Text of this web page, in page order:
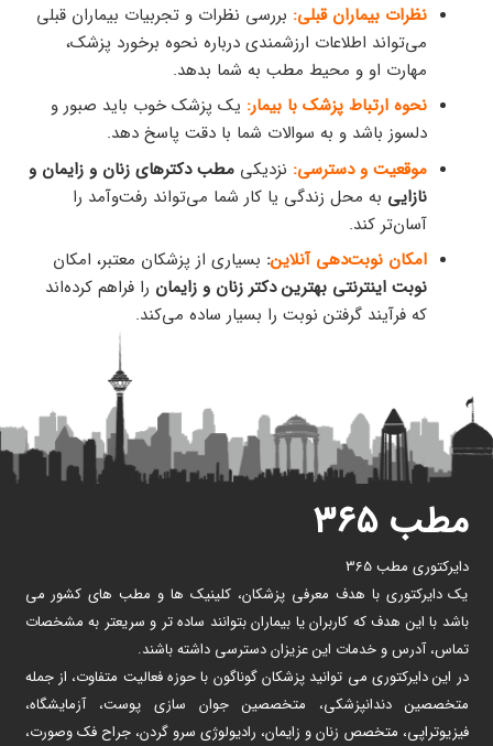
نظرات بیماران قبلی: بررسی نظرات و تجربیات بیماران قبلی
می‌تواند اطلاعات ارزشمندی درباره نحوه برخورد پزشک،
مهارت او و محیط مطب به شما بدهد.
نحوه ارتباط پزشک با بیمار: یک پزشک خوب باید صبور و
دلسوز باشد و به سوالات شما با دقت پاسخ دهد.
موقعیت و دسترسی: نزدیکی مطب دکترهای زنان و زایمان و
نازایی به محل زندگی یا کار شما می‌تواند رفت‌وآمد را
آسان‌تر کند.
امکان نوبت‌دهی آنلاین: بسیاری از پزشکان معتبر، امکان
نوبت اینترنتی بهترین دکتر زنان و زایمان را فراهم کرده‌اند
که فرآیند گرفتن نوبت را بسیار ساده می‌کند.
مطب ۳۶۵
دایرکتوری مطب 365
یک دایرکتوری با هدف معرفی پزشکان، کلینیک ها و مطب های کشور می
باشد با این هدف که کاربران یا بیماران بتوانند ساده تر و سریعتر به مشخصات
تماس، آدرس و خدمات این عزیزان دسترسی داشته باشند.
در این دایرکتوری می توانید پزشکان گوناگون با حوزه فعالیت متفاوت، از جمله
متخصصین دندانپزشکی، متخصصین جوان سازی پوست، آزمایشگاه،
فیزیوتراپی، متخصص زنان و زایمان، رادیولوژی سرو گردن، جراح فک وصورت،